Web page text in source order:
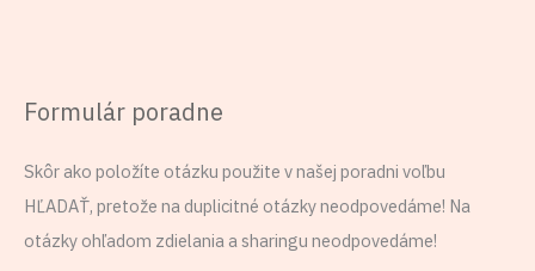
Formulár poradne
Skôr ako položíte otázku použite v našej poradni voľbu
HĽADAŤ, pretože na duplicitné otázky neodpovedáme! Na
otázky ohľadom zdielania a sharingu neodpovedáme!